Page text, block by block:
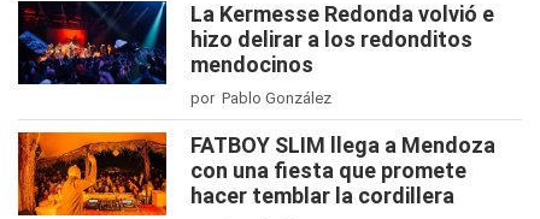
La Kermesse Redonda volvió e
hizo delirar a los redonditos
mendocinos
por Pablo González
FATBOY SLIM llega a Mendoza
con una fiesta que promete
hacer temblar la cordillera